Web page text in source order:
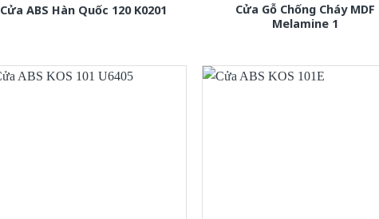
Cửa ABS Hàn Quốc 120 K0201
Cửa Gỗ Chống Cháy MDF
Melamine 1